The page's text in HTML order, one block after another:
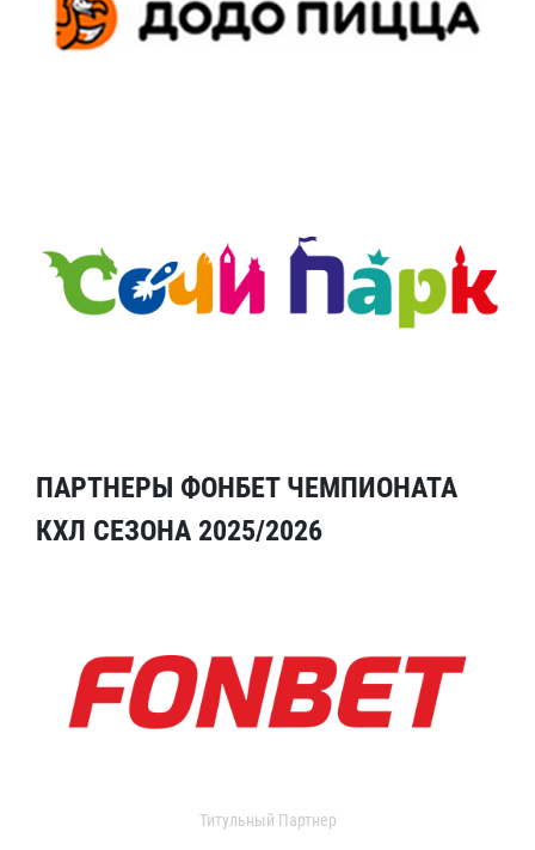
ПАРТНЕРЫ ФОНБЕТ ЧЕМПИОНАТА
КХЛ СЕЗОНА 2025/2026
Титульный Партнер